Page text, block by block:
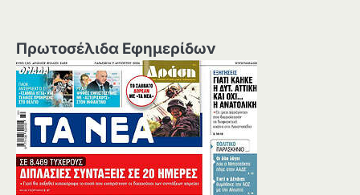
Πρωτοσέλιδα Εφημερίδων